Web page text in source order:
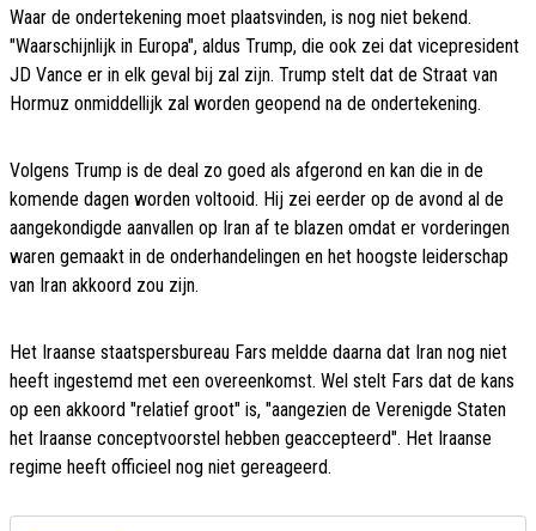
Waar de ondertekening moet plaatsvinden, is nog niet bekend.
"Waarschijnlijk in Europa", aldus Trump, die ook zei dat vicepresident
JD Vance er in elk geval bij zal zijn. Trump stelt dat de Straat van
Hormuz onmiddellijk zal worden geopend na de ondertekening.
Volgens Trump is de deal zo goed als afgerond en kan die in de
komende dagen worden voltooid. Hij zei eerder op de avond al de
aangekondigde aanvallen op Iran af te blazen omdat er vorderingen
waren gemaakt in de onderhandelingen en het hoogste leiderschap
van Iran akkoord zou zijn.
Het Iraanse staatspersbureau Fars meldde daarna dat Iran nog niet
heeft ingestemd met een overeenkomst. Wel stelt Fars dat de kans
op een akkoord "relatief groot" is, "aangezien de Verenigde Staten
het Iraanse conceptvoorstel hebben geaccepteerd". Het Iraanse
regime heeft officieel nog niet gereageerd.